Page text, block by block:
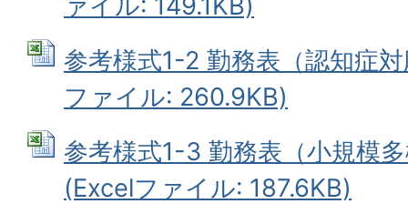
参考様式1-2 勤務表（認知症
ファイル: 260.9KB)
参考様式1-3 勤務表（小規模
(Excelファイル: 187.6KB)